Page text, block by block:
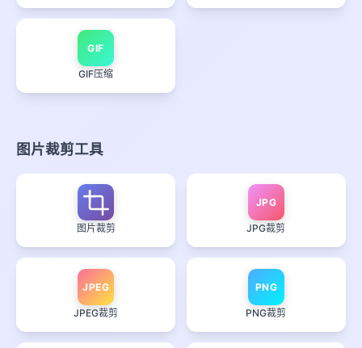
GIF
GIF压缩
图片裁剪工具
图片裁剪
JPG
JPG裁剪
JPEG
JPEG裁剪
PNG
PNG裁剪